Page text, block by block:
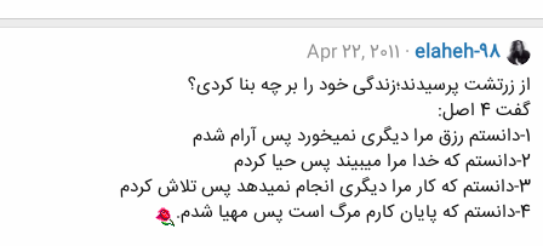
elaheh-98
Apr 22, 2011
از زرتشت پرسیدند؛زندگی خود را بر چه بنا کردی؟
گفت 4 اصل:
1-دانستم رزق مرا دیگری نمیخورد پس آرام شدم
2-دانستم که خدا مرا میبیند پس حیا کردم
3-دانستم که کار مرا دیگری انجام نمیدهد پس تلاش کردم
4-دانستم که پایان کارم مرگ است پس مهیا شدم.